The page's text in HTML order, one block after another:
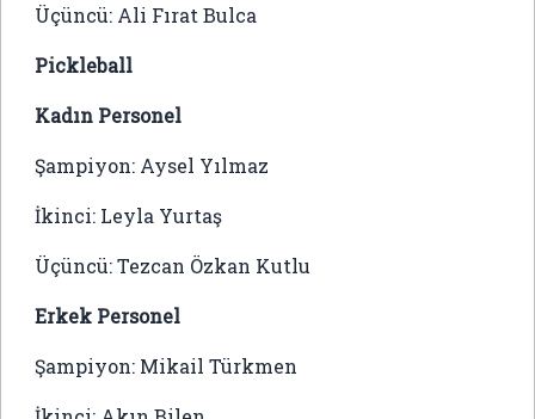
Üçüncü: Ali Fırat Bulca
Pickleball
Kadın Personel
Şampiyon: Aysel Yılmaz
İkinci: Leyla Yurtaş
Üçüncü: Tezcan Özkan Kutlu
Erkek Personel
Şampiyon: Mikail Türkmen